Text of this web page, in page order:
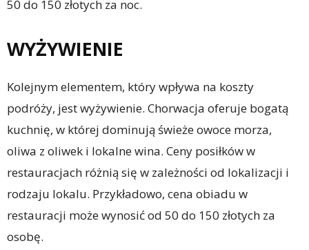
50 do 150 złotych za noc.
WYŻYWIENIE
Kolejnym elementem, który wpływa na koszty
podróży, jest wyżywienie. Chorwacja oferuje bogatą
kuchnię, w której dominują świeże owoce morza,
oliwa z oliwek i lokalne wina. Ceny posiłków w
restauracjach różnią się w zależności od lokalizacji i
rodzaju lokalu. Przykładowo, cena obiadu w
restauracji może wynosić od 50 do 150 złotych za
osobę.